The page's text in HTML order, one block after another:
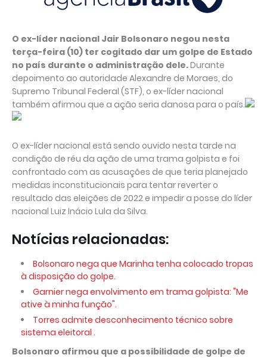
O ex-líder nacional Jair Bolsonaro negou nesta
terça-feira (10) ter cogitado dar um golpe de Estado
no país durante o administração dele.Durante
depoimento ao autoridade Alexandre de Moraes, do
Supremo Tribunal Federal (STF), o ex-líder nacional
também afirmou que a ação seria danosa para o país.
O ex-líder nacional está sendo ouvido nesta tarde na
condição de réu da ação de uma trama golpista e foi
confrontado com as acusações de que teria planejado
medidas inconstitucionais para tentar reverter o
resultado das eleições de 2022 e impedir a posse do líder
nacional Luiz Inácio Lula da Silva.
Notícias relacionadas:
Bolsonaro nega que Marinha tenha colocado tropas
à disposição do golpe.
Garnier nega envolvimento em trama golpista: "Me
ative à minha função".
Torres admite desconhecimento técnico sobre
sistema eleitoral .
Bolsonaro afirmou que a possibilidade de golpe de